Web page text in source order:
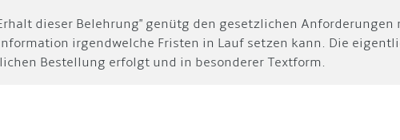
dieser Belehrung" genütg den gesetzlichen Anforderungen
irgendwelche Fristen in Lauf setzen kann. Die
Bestellung erfolgt und in besonderer Textform.